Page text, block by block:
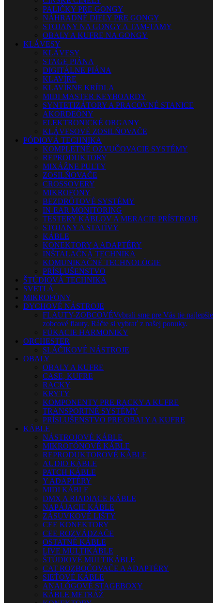
PALIČKY PRE GONGY
NÁHRADNÉ DIELY PRE GONGY
STOJANY NA GONGY A TAM-TAMY
OBALY A KUFRE NA GONGY
KLÁVESY
KLÁVESY
STAGE PIÁNA
DIGITÁLNE PIÁNA
KLAVÍRE
KLAVÍRNE KRÍDLA
MIDI MASTER KEYBOARDY
SYNTETIZÁTORY A PRACOVNÉ STANICE
AKORDEÓNY
ELEKTRONICKÉ ORGANY
KLÁVESOVÉ ZOSILŇOVAČE
PÓDIOVÁ TECHNIKA
KOMPLETNÉ OZVUČOVACIE SYSTÉMY
REPRODUKTORY
MIXÁŽNE PULTY
ZOSILŇOVAČE
CROSSOVERY
MIKROFÓNY
BEZDRÔTOVÉ SYSTÉMY
IN-EAR MONITORING
TESTERY KÁBLOV A MERACIE PRÍSTROJE
STOJANY A STATÍVY
KÁBLE
KONEKTORY A ADAPTÉRY
INŠTALAČNÁ TECHNIKA
KOMUNIKAČNÉ TECHNOLÓGIE
PRÍSLUŠENSTVO
ŠTÚDIOVÁ TECHNIKA
SVETLÁ
MIKROFÓNY
DYCHOVÉ NÁSTROJE
FLAUTY-ZOBCOVÉVybrali sme pre Vás tie najlepšie
zobcové flauty. Ráčte si vybrať z našej ponuky.
FÚKACIE HARMONIKY
ORCHESTER
SLÁČIKOVÉ NÁSTROJE
OBALY
OBALY A KUFRE
CASE, KUFRE
RACKY
KRYTY
KOMPONENTY PRE RACKY A KUFRE
TRANSPORTNÉ SYSTÉMY
PRÍSLUŠENSTVO PRE OBALY A KUFRE
KÁBLE
NÁSTROJOVÉ KÁBLE
MIKROFÓNOVÉ KÁBLE
REPRODUKTOROVÉ KÁBLE
AUDIO KÁBLE
PATCH KÁBLE
Y ADAPTÉRY
MIDI KÁBLE
DMX A RIADIACE KÁBLE
NAPÁJACIE KÁBLE
ZÁSUVKOVÉ LIŠTY
CEE KONEKTORY
CEE ROZVÁDZAČE
OSTATNÉ KÁBLE
LIVE MULTIKÁBLE
ŠTÚDIOVÉ MULTIKÁBLE
CAT ROZBOČOVAČE A ADAPTÉRY
SIEŤOVÉ KÁBLE
ANALÓGOVÉ STAGEBOXY
KÁBLE METRÁŽ